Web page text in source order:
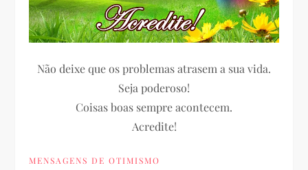
Não deixe que os problemas atrasem a sua vida.
Seja poderoso!
Coisas boas sempre acontecem.
Acredite!
MENSAGENS DE OTIMISMO